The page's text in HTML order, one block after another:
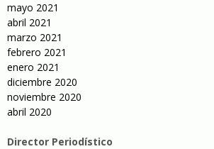
mayo 2021
abril 2021
marzo 2021
febrero 2021
enero 2021
diciembre 2020
noviembre 2020
abril 2020
Director Periodístico